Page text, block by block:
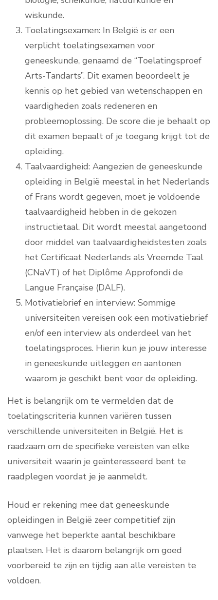
wiskunde.
Toelatingsexamen: In België is er een
verplicht toelatingsexamen voor
geneeskunde, genaamd de “Toelatingsproef
Arts-Tandarts”. Dit examen beoordeelt je
kennis op het gebied van wetenschappen en
vaardigheden zoals redeneren en
probleemoplossing. De score die je behaalt op
dit examen bepaalt of je toegang krijgt tot de
opleiding.
Taalvaardigheid: Aangezien de geneeskunde
opleiding in België meestal in het Nederlands
of Frans wordt gegeven, moet je voldoende
taalvaardigheid hebben in de gekozen
instructietaal. Dit wordt meestal aangetoond
door middel van taalvaardigheidstesten zoals
het Certificaat Nederlands als Vreemde Taal
(CNaVT) of het Diplôme Approfondi de
Langue Française (DALF).
Motivatiebrief en interview: Sommige
universiteiten vereisen ook een motivatiebrief
en/of een interview als onderdeel van het
toelatingsproces. Hierin kun je jouw interesse
in geneeskunde uitleggen en aantonen
waarom je geschikt bent voor de opleiding.
Het is belangrijk om te vermelden dat de
toelatingscriteria kunnen variëren tussen
verschillende universiteiten in België. Het is
raadzaam om de specifieke vereisten van elke
universiteit waarin je geïnteresseerd bent te
raadplegen voordat je je aanmeldt.
Houd er rekening mee dat geneeskunde
opleidingen in België zeer competitief zijn
vanwege het beperkte aantal beschikbare
plaatsen. Het is daarom belangrijk om goed
voorbereid te zijn en tijdig aan alle vereisten te
voldoen.